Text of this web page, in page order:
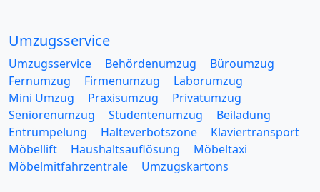
Umzugsservice
Umzugsservice Behördenumzug
Büroumzug
Fernumzug
Firmenumzug
Laborumzug
Mini Umzug
Praxisumzug
Privatumzug
Seniorenumzug
Studentenumzug
Beiladung
Entrümpelung
Halteverbotszone
Klaviertransport
Möbellift
Haushaltsauflösung
Möbeltaxi
Möbelmitfahrzentrale
Umzugskartons